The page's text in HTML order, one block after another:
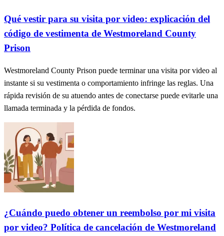
Qué vestir para su visita por video: explicación del
código de vestimenta de Westmoreland County
Prison
Westmoreland County Prison puede terminar una visita por video al
instante si su vestimenta o comportamiento infringe las reglas. Una
rápida revisión de su atuendo antes de conectarse puede evitarle una
llamada terminada y la pérdida de fondos.
¿Cuándo puedo obtener un reembolso por mi visita
por video? Política de cancelación de Westmoreland